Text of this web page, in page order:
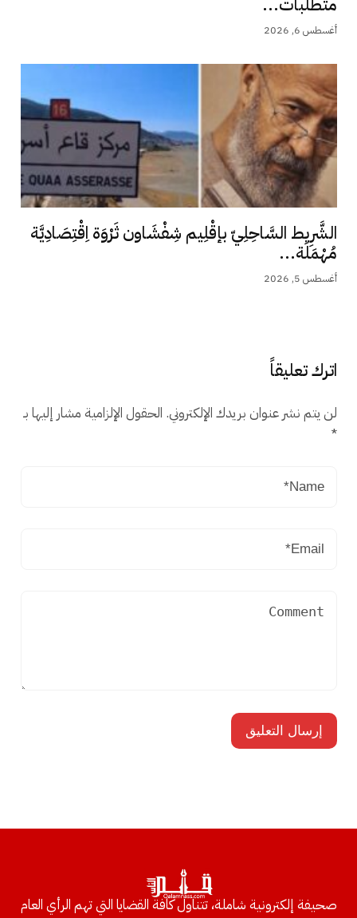
أغسطس 6, 2026
الشَّرِيط السَّاحِلِيّ بإقْلِيم شِفْشَاون ثَرْوَة اِقْتِصَادِيَّة
مُهْمَلَة...
أغسطس 5, 2026
اترك تعليقاً
لن يتم نشر عنوان بريدك الإلكتروني. الحقول الإلزامية مشار إليها بـ
*
صحيفة إلكترونية شاملة، تتناول كافة القضايا التي تهم الرأي العام